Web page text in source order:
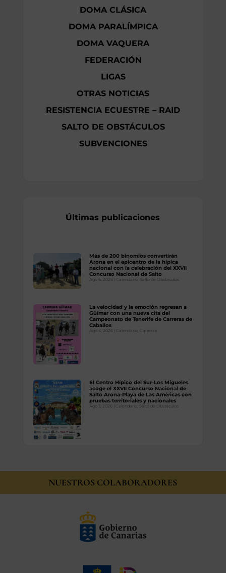
DOMA CLÁSICA
DOMA PARALÍMPICA
DOMA VAQUERA
FEDERACIÓN
LIGAS
OTRAS NOTICIAS
RESISTENCIA ECUESTRE – RAID
SALTO DE OBSTÁCULOS
SUBVENCIONES
Últimas publicaciones
Más de 200 binomios convertirán
Arona en el epicentro de la hípica
nacional con la celebración del XXVII
Concurso Nacional de Salto
Ago 6, 2026 Calendario, Salto de Obstáculos
La velocidad y la emoción regresan a
Güímar con una nueva cita del
Campeonato de Tenerife de Carreras de
Caballos
Ago 4, 2026 Calendario, Carreras
El Centro Hípico del Sur-Los Migueles
acoge el XXVII Concurso Nacional de
Salto Arona-Playa de Las Américas con
pruebas territoriales y nacionales
Ago 3, 2026 Calendario, Salto de Obstáculos
NUESTROS COLABORADORES